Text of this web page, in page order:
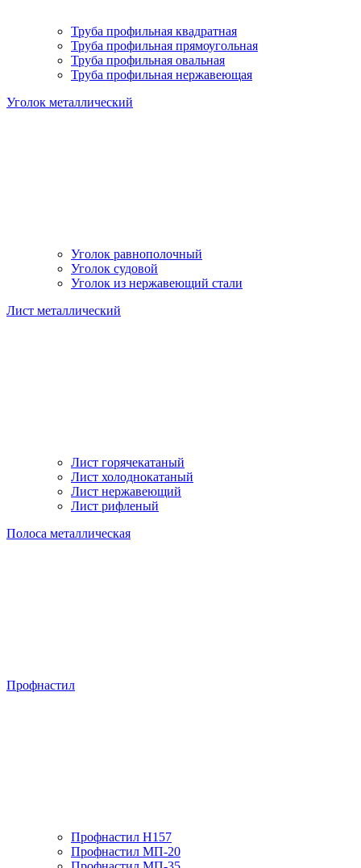
Труба профильная квадратная
Труба профильная прямоугольная
Труба профильная овальная
Труба профильная нержавеющая
Уголок металлический
Уголок равнополочный
Уголок судовой
Уголок из нержавеющий стали
Лист металлический
Лист горячекатаный
Лист холоднокатаный
Лист нержавеющий
Лист рифленый
Полоса металлическая
Профнастил
Профнастил H157
Профнастил МП-20